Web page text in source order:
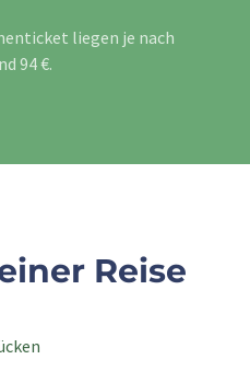
liegen je nach
94 €.
Reise